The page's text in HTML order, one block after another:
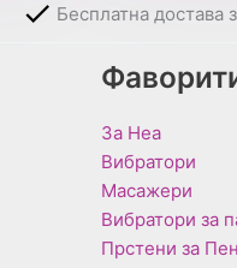
Бесплатна достава
За Неа
Вибратори
Масажери
Вибратори за
Прстени за